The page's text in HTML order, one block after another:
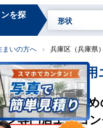
を探
形状
まいの方へ chevron_right 兵庫区（兵庫県
兵庫区"業務用
にお住い・お勤
ン専門店エアコ